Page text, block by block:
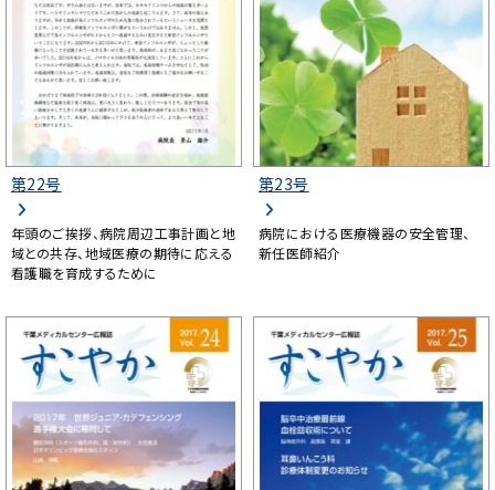
第22号
年頭のご挨拶、病院周辺工事計画と地
域との共存、地域医療の期待に応える
看護職を育成するために
第23号
病院における医療機器の安全管理、
新任医師紹介